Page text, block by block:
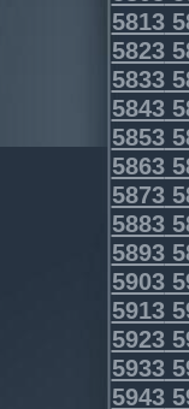
5813
5823
5833
5843
5853
5863
5873
5883
5893
5903
5913
5923
5933
5943